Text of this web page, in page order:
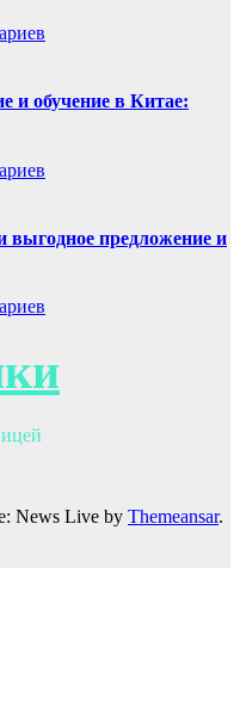
и обучение в Китае:
выгодное предложение и
News Live by Themeansar.